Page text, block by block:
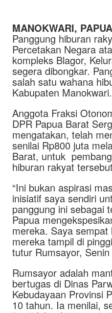
MANOKWARI,
Panggung hiburan
Percetakan Negara
kompleks Blagor,
segera dibongkar.
salah satu wahana
Kabupaten Manokwari.
Anggota Fraksi
DPR Papua Barat
mengatakan, telah
senilai Rp800 juta
Barat, untuk
hiburan rakyat
“Ini bukan aspirasi
inisiatif saya sendiri
panggung ini sebagai
Papua
mereka. Saya
mereka tampil di
tutur Rumsayor,
Rumsayor adalah
bertugas di Dinas
Kebudayaan Provinsi
10 tahun. Ia menilai,